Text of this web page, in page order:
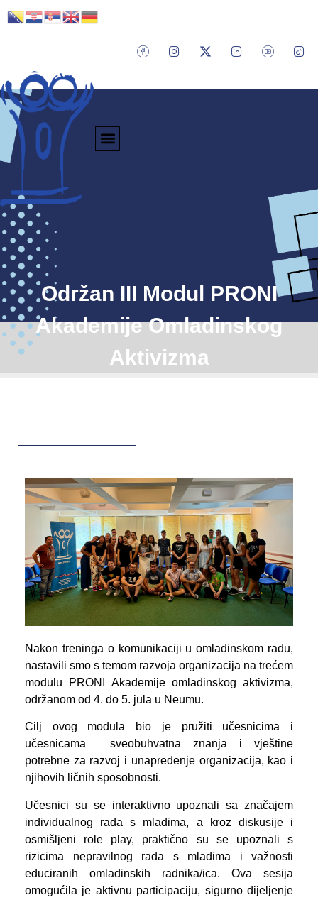
Održan III Modul PRONI
Akademije Omladinskog
Aktivizma
Nakon treninga o komunikaciji u omladinskom radu,
nastavili smo s temom razvoja organizacija na trećem
modulu PRONI Akademije omladinskog aktivizma,
održanom od 4. do 5. jula u Neumu.
Cilj ovog modula bio je pružiti učesnicima i
učesnicama sveobuhvatna znanja i vještine
potrebne za razvoj i unapređenje organizacija, kao i
njihovih ličnih sposobnosti.
Učesnici su se interaktivno upoznali sa značajem
individualnog rada s mladima, a kroz diskusije i
osmišljeni role play, praktično su se upoznali s
rizicima nepravilnog rada s mladima i važnosti
educiranih omladinskih radnika/ica. Ova sesija
omogućila je aktivnu participaciju, sigurno dijeljenje